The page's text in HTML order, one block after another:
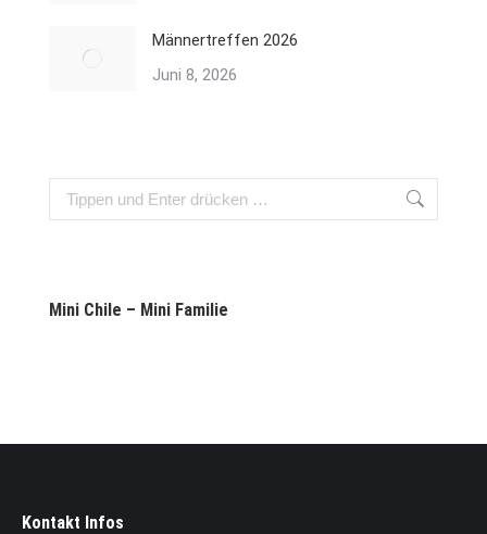
Männertreffen 2026
Juni 8, 2026
Search:
Mini Chile – Mini Familie
Kontakt Infos